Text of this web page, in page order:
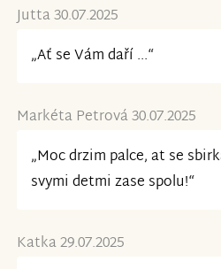
Jutta 30.07.2025
„Ať se Vám daří ...“
Markéta Petrová 30.07.2025
„Moc drzim palce, at se
svymi detmi zase spolu!“
Katka 29.07.2025